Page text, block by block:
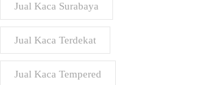
Jual Kaca Surabaya
Jual Kaca Terdekat
Jual Kaca Tempered